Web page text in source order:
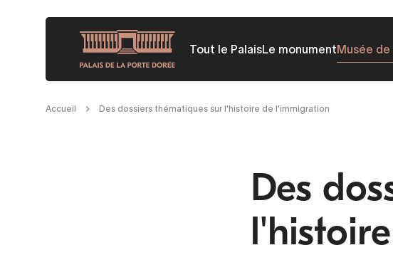
principal
Tout le PalaisLe monumentMusée
Fil
Accueil Des dossiers thématiques sur l'histoire de l'immigration
Des